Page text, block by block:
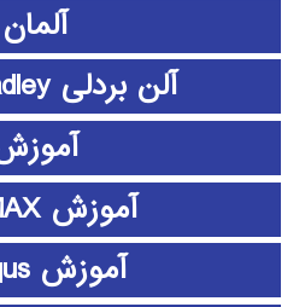
آلمان
آلن بردلی Allen bradley
آموزش 3D MAX
آموزش abaqus